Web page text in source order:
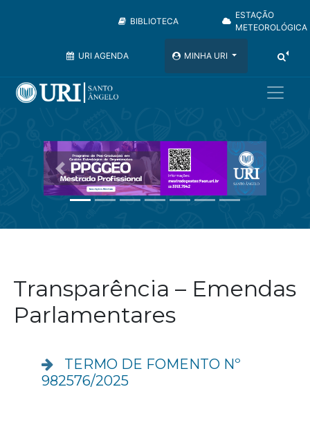
BIBLIOTECA
ESTAÇÃO
METEOROLÓGICA
URI AGENDA MINHA URI
Anterior Próximo
Transparência – Emendas
Parlamentares
TERMO DE FOMENTO Nº
982576/2025